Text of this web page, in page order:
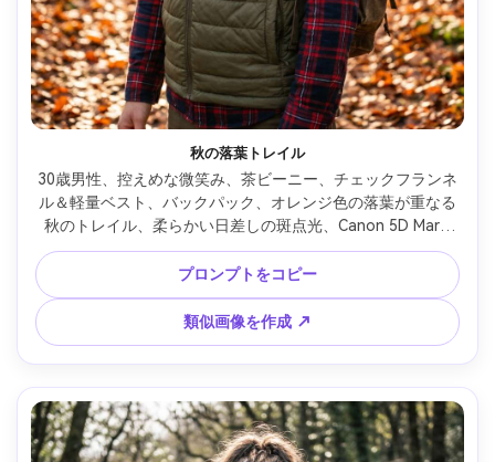
秋の落葉トレイル
30歳男性、控えめな微笑み、茶ビーニー、チェックフランネ
ル＆軽量ベスト、バックパック、オレンジ色の落葉が重なる
秋のトレイル、柔らかい日差しの斑点光、Canon 5D Mark
IV、85mm f/1.8、浅い被写界深度、中距離構図、居心地の良
いアウトドアムード、リアルな肌質、暖かい色調編集、高解
像度 --ar 4:5
プロンプトをコピー
類似画像を作成 ↗